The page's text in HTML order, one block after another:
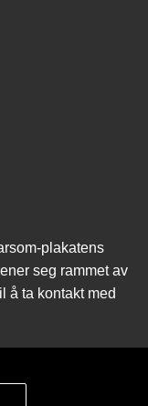
plakatens
seg rammet av
å ta kontakt med